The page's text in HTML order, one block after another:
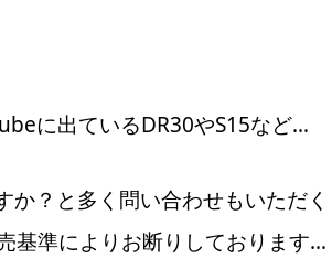
に出ているDR30やS15など…
か？と多く問い合わせもいただく
基準によりお断りしております…